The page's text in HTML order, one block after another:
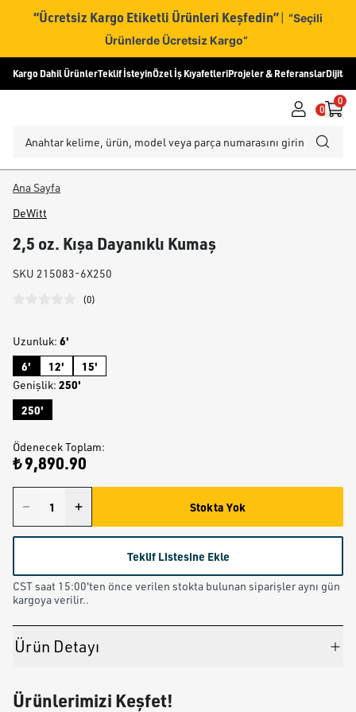
“Ücretsiz Kargo Etiketli Ürünleri Keşfedin” | “Seçili
Ürünlerde Ücretsiz Kargo”
Kargo Dahil ÜrünlerTeklif İsteyinÖzel İş KıyafetleriProjeler & ReferanslarDijital
0
0
Ana Sayfa
DeWitt
2,5 oz. Kışa Dayanıklı Kumaş
SKU 215083-6X250
(0)
Uzunluk: 6'
6'
12' 15'
Genişlik: 250'
250'
Ödenecek Toplam:
₺ 9,890.90
Stokta Yok
Teklif Listesine Ekle
CST saat 15:00'ten önce verilen stokta bulunan siparişler aynı gün
kargoya verilir..
Ürün Detayı
Ürünlerimizi Keşfet!